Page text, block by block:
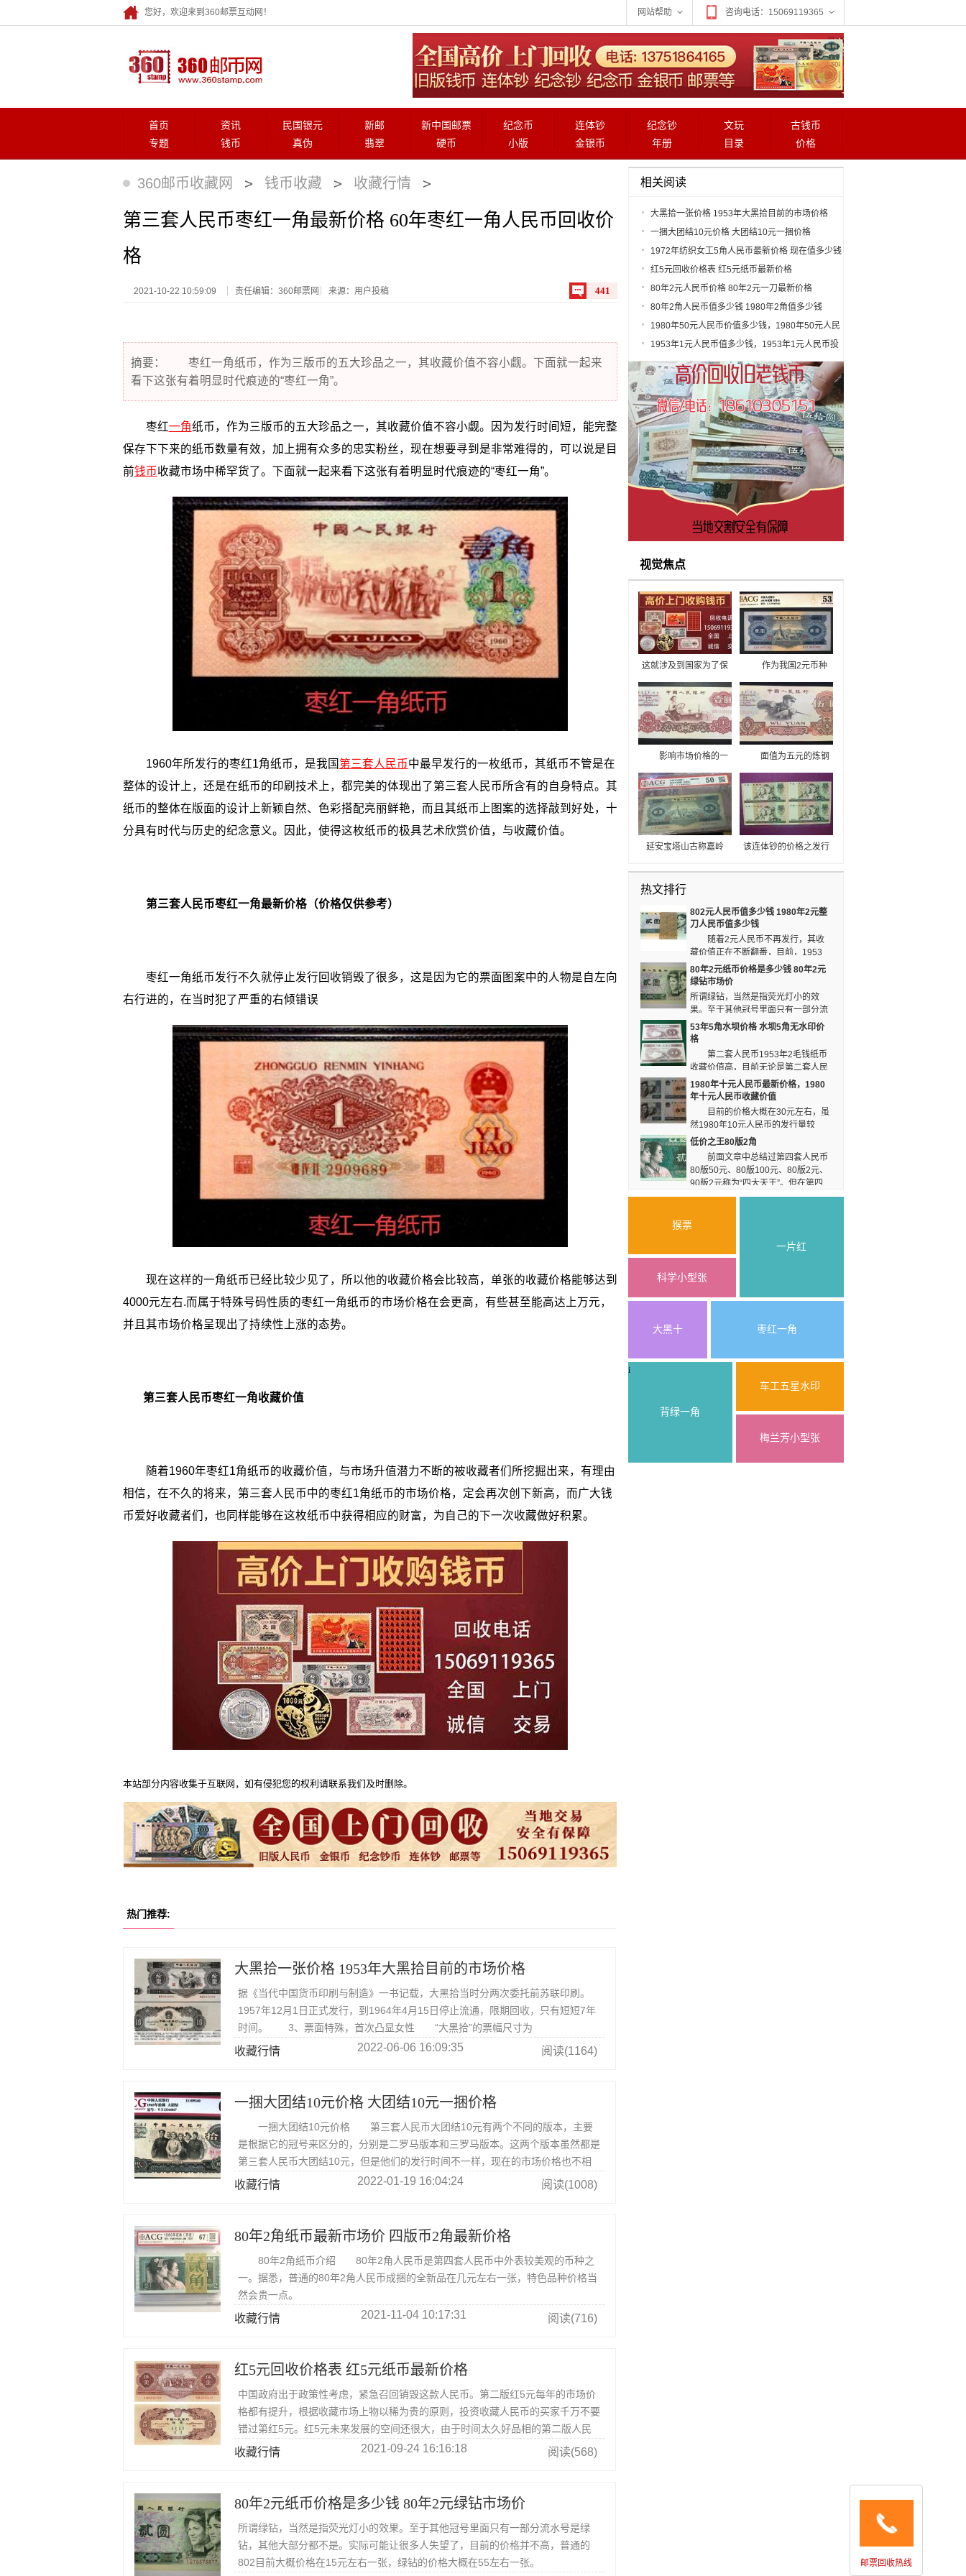
您好，欢迎来到360邮票互动网！ 网站帮助 咨询电话：15069119365
首页 资讯 民国银元 新邮 新中国邮票 纪念币 连体钞 纪念钞 文玩
古钱币
专题
钱币 真伪 翡翠 硬币 小版 金银币 年册 目录 价格
360邮币收藏网 > 钱币收藏 > 收藏行情 >
第三套人民币枣红一角最新价格 60年枣红一角人民币回收价
格
2021-10-22 10:59:09 责任编辑：360邮票网 来源：用户投稿 441
摘要： 枣红一角纸币，作为三版币的五大珍品之一，其收藏价值不容小觑。下面就一起来
看下这张有着明显时代痕迹的“枣红一角”。
枣红一角纸币，作为三版币的五大珍品之一，其收藏价值不容小觑。因为发行时间短，能完整
保存下下来的纸币数量有效，加上拥有众多的忠实粉丝，现在想要寻到是非常难得的，可以说是目
前钱币收藏市场中稀罕货了。下面就一起来看下这张有着明显时代痕迹的“枣红一角”。
1960年所发行的枣红1角纸币，是我国 第三套人民币中最早发行的一枚纸币，其纸币不管是在
整体的设计上，还是在纸币的印刷技术上，都完美的体现出了第三套人民币所含有的自身特点。其
纸币的整体在版面的设计上新颖自然、色彩搭配亮丽鲜艳，而且其纸币上图案的选择敲到好处，十
分具有时代与历史的纪念意义。因此，使得这枚纸币的极具艺术欣赏价值，与收藏价值。
第三套人民币枣红一角最新价格（价格仅供参考）
枣红一角纸币发行不久就停止发行回收销毁了很多，这是因为它的票面图案中的人物是自左向
右行进的，在当时犯了严重的右倾错误
现在这样的一角纸币已经比较少见了，所以他的收藏价格会比较高，单张的收藏价格能够达到
4000元左右.而属于特殊号码性质的枣红一角纸币的市场价格在会更高，有些甚至能高达上万元，
并且其市场价格呈现出了持续性上涨的态势。
第三套人民币枣红一角收藏价值
随着1960年枣红1角纸币的收藏价值，与市场升值潜力不断的被收藏者们所挖掘出来，有理由
相信，在不久的将来，第三套人民币中的枣红1角纸币的市场价格，定会再次创下新高，而广大钱
币爱好收藏者们，也同样能够在这枚纸币中获得相应的财富，为自己的下一次收藏做好积累。
本站部分内容收集于互联网，如有侵犯您的权利请联系我们及时删除。
热门推荐:
大黑拾一张价格 1953年大黑拾目前的市场价格
据《当代中国货币印刷与制造》一书记载，大黑拾当时分两次委托前苏联印刷。
1957年12月1日正式发行，到1964年4月15日停止流通，限期回收，只有短短7年
时间。 3、票面特殊，首次凸显女性 “大黑拾”的票幅尺寸为
210mm×85mm，明显要大于正常的币种。
收藏行情 2022-06-06 16:09:35 阅读(1164)
一捆大团结10元价格 大团结10元一捆价格
一捆大团结10元价格 第三套人民币大团结10元有两个不同的版本，主要
是根据它的冠号来区分的，分别是二罗马版本和三罗马版本。这两个版本虽然都是
第三套人民币大团结10元，但是他们的发行时间不一样，现在的市场价格也不相
同。
收藏行情 2022-01-19 16:04:24 阅读(1008)
80年2角纸币最新市场价 四版币2角最新价格
80年2角纸币介绍 80年2角人民币是第四套人民币中外表较美观的币种之
一。据悉，普通的80年2角人民币成捆的全新品在几元左右一张，特色品种价格当
然会贵一点。
收藏行情 2021-11-04 10:17:31 阅读(716)
红5元回收价格表 红5元纸币最新价格
中国政府出于政策性考虑，紧急召回销毁这款人民币。第二版红5元每年的市场价
格都有提升，根据收藏市场上物以稀为贵的原则，投资收藏人民币的买家千万不要
错过第红5元。红5元未来发展的空间还很大，由于时间太久好品相的第二版人民
币5元更是少之又少。
收藏行情 2021-09-24 16:16:18 阅读(568)
80年2元纸币价格是多少钱 80年2元绿钻市场价
所谓绿钻，当然是指荧光灯小的效果。至于其他冠号里面只有一部分流水号是绿
钻，其他大部分都不是。实际可能让很多人失望了，目前的价格并不高，普通的
802目前大概价格在15元左右一张，绿钻的价格大概在55左右一张。
相关阅读
大黑拾一张价格 1953年大黑拾目前的市场价格
一捆大团结10元价格 大团结10元一捆价格
1972年纺织女工5角人民币最新价格 现在值多少钱
红5元回收价格表 红5元纸币最新价格
80年2元人民币价格 80年2元一刀最新价格
80年2角人民币值多少钱 1980年2角值多少钱
1980年50元人民币价值多少钱，1980年50元人民
币收藏前景怎么样
1953年1元人民币值多少钱，1953年1元人民币投
资前景
视觉焦点
这就涉及到国家为了保
护老百姓的财富不被洗
劫，为了稳定国家的金
融安全，防止国民党和
苏联的破坏，所以在中
苏关系破裂后，自主设
计印刷的！
作为我国2元币种
“领头羊”，印制图案宝
塔山又是革命圣地延安
的重要标志和象征，宝
塔山贰元的社会地位和
历史价值显然不容小
觑。当然，钱币价值基
贵”的定律影响。随着岁
月的流逝，第二套人民
币的收藏价值将日益显
现。
影响市场价格的一
个重要原因就是发行
量，在收藏市场上物以
稀为贵就是一个原则，
第三套人民币1960年一
元发行的数量比较多，
因此，它的市场价格，
涨。
面值为五元的炼钢
工人人民币属于第我国
所发行第三套人民币中
的其中一枚。 炼钢
五元的收藏价值可以说
一般，相对三版珍稀品
种来说，只能算是保值
品种。
延安宝塔山古称嘉岭
延河之滨。宝塔山是革
命圣地延安的重要标志
和象征，“只有登上宝塔
山，才算真正到了延
安”。
该连体钞的价格之发行
然升幅不大，无法与80
其具有的升值空间较
大，价格继续上涨是势
在必行的。
热文排行
802元人民币值多少钱 1980年2元整
刀人民币值多少钱
随着2元人民币不再发行，其收
藏价值正在不断翻番，目前，1953
年版的2元人民币已市值千元。随着时间推移，2
元人民币的升值潜力还将不断上升。第四套人民币
2元定会成为必不可少的投资精品。
80年2元纸币价格是多少钱 80年2元
绿钻市场价
所谓绿钻，当然是指荧光灯小的效
果。至于其他冠号里面只有一部分流
水号是绿钻，其他大部分都不是。实际可能让很多
人失望了，目前的价格并不高，普通的802目前大
概价格在15元左右一张，绿钻的价格大概在55左
右一张。
53年5角水坝价格 水坝5角无水印价
格
第二套人民币1953年2毛钱纸币
收藏价值高，目前无论是第二套人民
币大全套，还是第二套人民币小全套中都必须用到
的纸币，消耗比较大，又是建国后有陈云，周总理
亲自参与审阅批准的第一套纸币，从票面看就有丰
富的文化内涵和巨大的历史价值。
1980年十元人民币最新价格，1980
年十元人民币收藏价值
目前的价格大概在30元左右，虽
然1980年10元人民币的发行量较
大，但是消耗也非常大，所以1980年10元人民币
的存世量并没有大家想像的那么多，再加上1980
年10元人民币的本身在第四套人民币中的地位，
相信它的升值空间还是很大的。
低价之王80版2角
前面文章中总结过第四套人民币
80版50元、80版100元、80版2元、
90版2元称为“四大天王”。但在第四
套人民币中80版2角却是涨幅较大的，甚至超过了
介绍下，供参考。
猴票
一片红
科学小型张
大黑十 枣红一角
i
背绿一角
车工五星水印
梅兰芳小型张
邮票回收热线